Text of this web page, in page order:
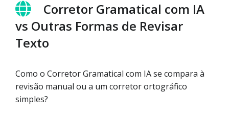
Corretor Gramatical com IA
vs Outras Formas de Revisar
Texto
Como o Corretor Gramatical com IA se compara à
revisão manual ou a um corretor ortográfico
simples?